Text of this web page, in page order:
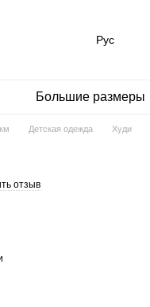
Рус
Большие размеры
Детская одежда Худи
отзыв